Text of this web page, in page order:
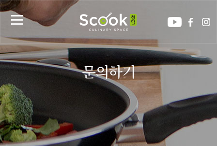
문의하기